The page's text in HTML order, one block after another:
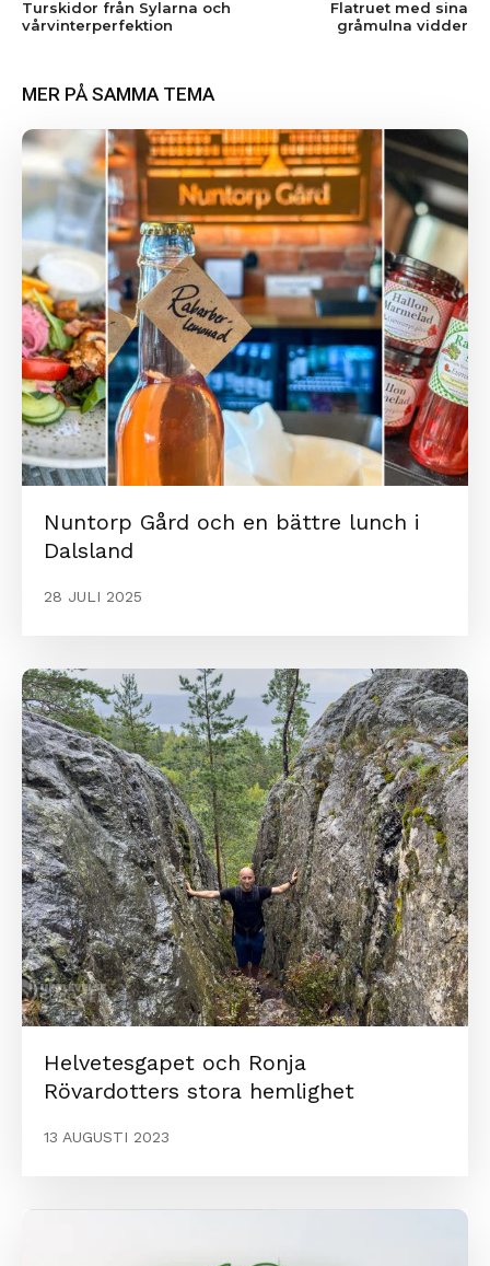
Turskidor från Sylarna och
vårvinterperfektion
Flatruet med sina
gråmulna vidder
MER PÅ SAMMA TEMA
Nuntorp Gård och en bättre lunch i
Dalsland
28 JULI 2025
Helvetesgapet och Ronja
Rövardotters stora hemlighet
13 AUGUSTI 2023